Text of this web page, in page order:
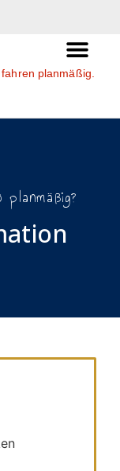
planmäßig.
planmäßig?